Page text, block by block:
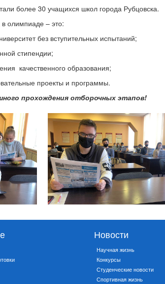
более 30 учащихся школ города Рубцовска.
олимпиаде – это:
без вступительных испытаний;
стипендии;
качественного образования;
проекты и программы.
прохождения отборочных этапов!
Новости
Научная жизнь
Конкурсы
Студенческие новости
Спортивная жизнь